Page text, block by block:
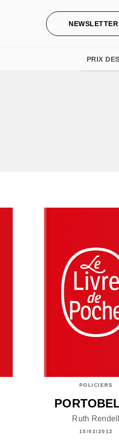
NEWSLETTER
PRIX
POLICIERS
Ruth Rendell
15/02/2012